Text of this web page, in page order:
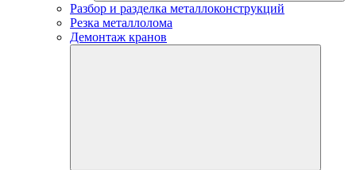
Разбор и разделка металлоконструкций
Резка металлолома
Демонтаж кранов